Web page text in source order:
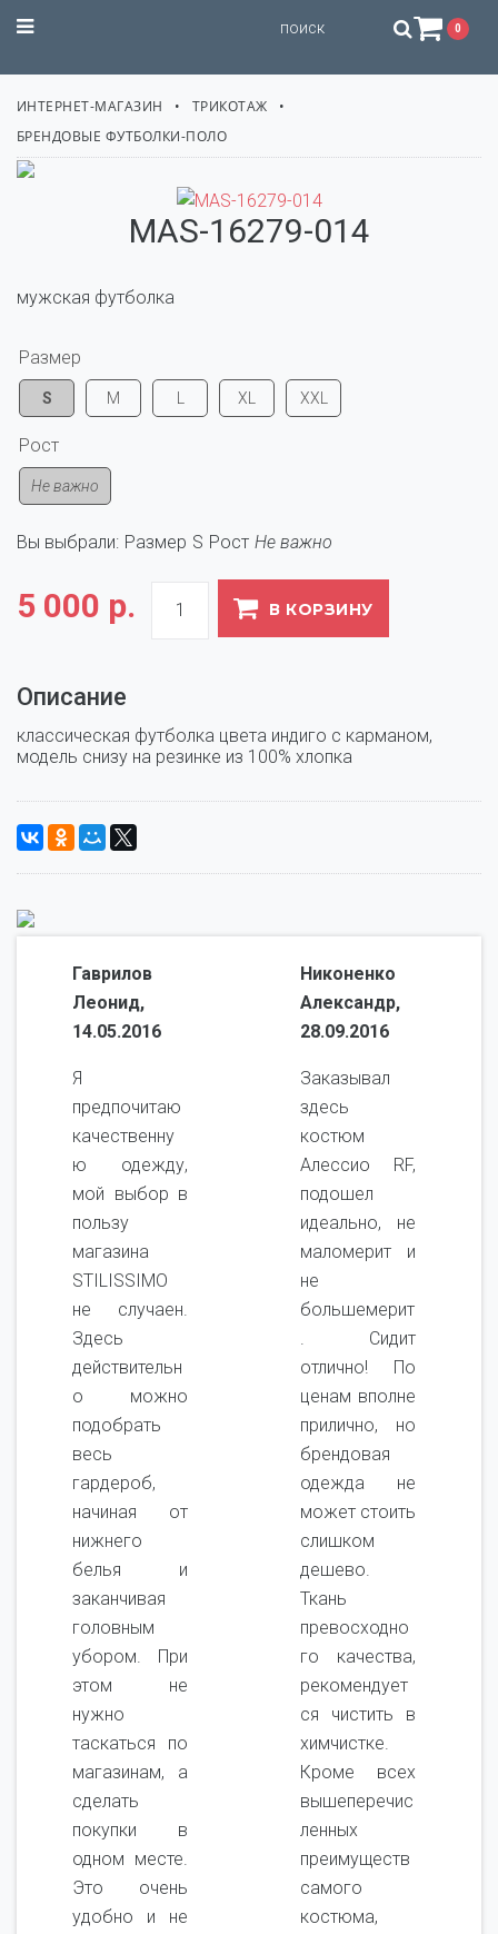
STILISSIMO 0
ИНТЕРНЕТ-МАГАЗИН
ТРИКОТАЖ
БРЕНДОВЫЕ ФУТБОЛКИ-ПОЛО
MAS-16279-014
мужская футболка
Размер
S M XL XXL
Рост
Не важно
Вы выбрали: Размер S Рост Не важно
5 000 р. В КОРЗИНУ
Описание
классическая футболка цвета индиго с карманом,
модель снизу на резинке из 100% хлопка
Гаврилов
Леонид,
14.05.2016
Я
предпочитаю
качественну
ю одежду,
мой выбор в
пользу
магазина
STILISSIMO
не случаен.
Здесь
действительн
о можно
подобрать
весь
гардероб,
начиная от
нижнего
белья и
заканчивая
головным
убором. При
этом не
нужно
таскаться по
магазинам, а
сделать
покупки в
одном месте.
Это очень
удобно и не
Никоненко
Александр,
28.09.2016
Заказывал
здесь
костюм
Алессио RF,
подошел
идеально, не
маломерит и
не
большемерит
. Сидит
отлично! По
ценам вполне
прилично, но
брендовая
одежда не
может стоить
слишком
дешево.
Ткань
превосходно
го качества,
рекомендует
ся чистить в
химчистке.
Кроме всех
вышеперечис
ленных
преимуществ
самого
костюма,